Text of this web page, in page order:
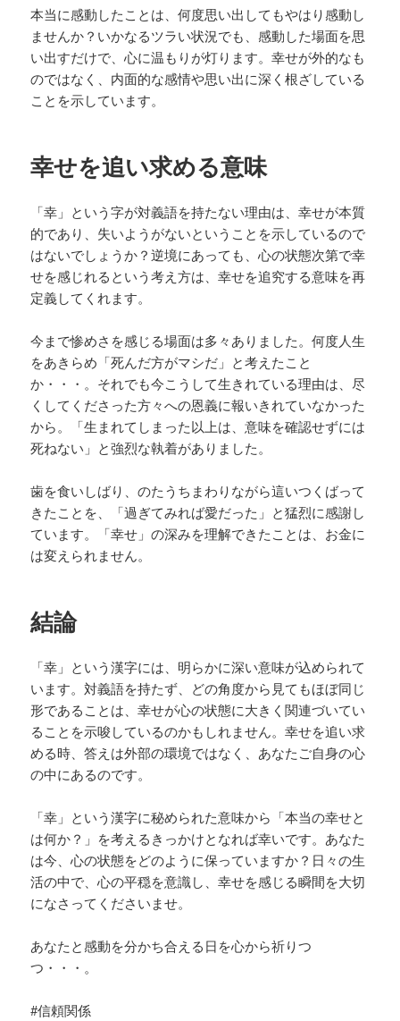
本当に感動したことは、何度思い出してもやはり感動し
ませんか？いかなるツラい状況でも、感動した場面を思
い出すだけで、心に温もりが灯ります。幸せが外的なも
のではなく、内面的な感情や思い出に深く根ざしている
ことを示しています。
幸せを追い求める意味
「幸」という字が対義語を持たない理由は、幸せが本質
的であり、失いようがないということを示しているので
はないでしょうか？逆境にあっても、心の状態次第で幸
せを感じれるという考え方は、幸せを追究する意味を再
定義してくれます。
今まで惨めさを感じる場面は多々ありました。何度人生
をあきらめ「死んだ方がマシだ」と考えたこと
か・・・。それでも今こうして生きれている理由は、尽
くしてくださった方々への恩義に報いきれていなかった
から。「生まれてしまった以上は、意味を確認せずには
死ねない」と強烈な執着がありました。
歯を食いしばり、のたうちまわりながら這いつくばって
きたことを、「過ぎてみれば愛だった」と猛烈に感謝し
ています。「幸せ」の深みを理解できたことは、お金に
は変えられません。
結論
「幸」という漢字には、明らかに深い意味が込められて
います。対義語を持たず、どの角度から見てもほぼ同じ
形であることは、幸せが心の状態に大きく関連づいてい
ることを示唆しているのかもしれません。幸せを追い求
める時、答えは外部の環境ではなく、あなたご自身の心
の中にあるのです。
「幸」という漢字に秘められた意味から「本当の幸せと
は何か？」を考えるきっかけとなれば幸いです。あなた
は今、心の状態をどのように保っていますか？日々の生
活の中で、心の平穏を意識し、幸せを感じる瞬間を大切
になさってくださいませ。
あなたと感動を分かち合える日を心から祈りつ
つ・・・。
#信頼関係